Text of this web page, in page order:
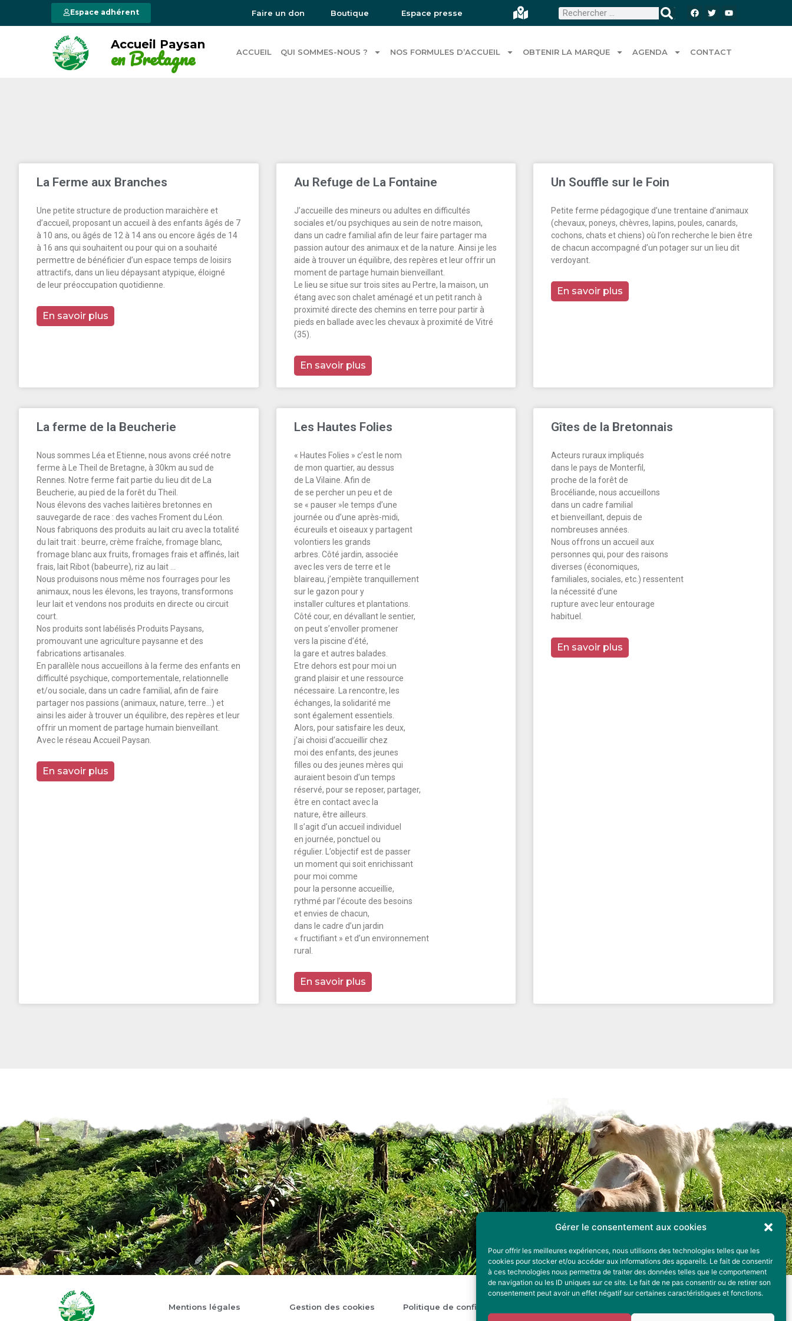
Gérer le consentement aux cookies
Pour offrir les meilleures expériences, nous utilisons des technologies telles que les
cookies pour stocker et/ou accéder aux informations des appareils. Le fait de consentir
à ces technologies nous permettra de traiter des données telles que le comportement
de navigation ou les ID uniques sur ce site. Le fait de ne pas consentir ou de retirer son
consentement peut avoir un effet négatif sur certaines caractéristiques et fonctions.
Espace adhérent Faire un don Boutique Espace presse
Accueil Paysan
en Bretagne ACCUEIL QUI SOMMES-NOUS ? NOS FORMULES D’ACCUEIL OBTENIR LA MARQUE AGENDA CONTACT
La Ferme aux Branches
Une petite structure de production maraichère et
d’accueil, proposant un accueil à des enfants âgés de 7
à 10 ans, ou âgés de 12 à 14 ans ou encore âgés de 14
à 16 ans qui souhaitent ou pour qui on a souhaité
permettre de bénéficier d’un espace temps de loisirs
attractifs, dans un lieu dépaysant atypique, éloigné
de leur préoccupation quotidienne.
En savoir plus
Au Refuge de La Fontaine
J’accueille des mineurs ou adultes en difficultés
sociales et/ou psychiques au sein de notre maison,
dans un cadre familial afin de leur faire partager ma
passion autour des animaux et de la nature. Ainsi je les
aide à trouver un équilibre, des repères et leur offrir un
moment de partage humain bienveillant.
Le lieu se situe sur trois sites au Pertre, la maison, un
étang avec son chalet aménagé et un petit ranch à
proximité directe des chemins en terre pour partir à
pieds en ballade avec les chevaux à proximité de Vitré
(35).
En savoir plus
Un Souffle sur le Foin
Petite ferme pédagogique d’une trentaine d’animaux
(chevaux, poneys, chèvres, lapins, poules, canards,
cochons, chats et chiens) où l’on recherche le bien être
de chacun accompagné d’un potager sur un lieu dit
verdoyant.
En savoir plus
La ferme de la Beucherie
Nous sommes Léa et Etienne, nous avons créé notre
ferme à Le Theil de Bretagne, à 30km au sud de
Rennes. Notre ferme fait partie du lieu dit de La
Beucherie, au pied de la forêt du Theil.
Nous élevons des vaches laitières bretonnes en
sauvegarde de race : des vaches Froment du Léon.
Nous fabriquons des produits au lait cru avec la totalité
du lait trait : beurre, crème fraîche, fromage blanc,
fromage blanc aux fruits, fromages frais et affinés, lait
frais, lait Ribot (babeurre), riz au lait …
Nous produisons nous même nos fourrages pour les
animaux, nous les élevons, les trayons, transformons
leur lait et vendons nos produits en directe ou circuit
court.
Nos produits sont labélisés Produits Paysans,
promouvant une agriculture paysanne et des
fabrications artisanales.
En parallèle nous accueillons à la ferme des enfants en
difficulté psychique, comportementale, relationnelle
et/ou sociale, dans un cadre familial, afin de faire
partager nos passions (animaux, nature, terre…) et
ainsi les aider à trouver un équilibre, des repères et leur
offrir un moment de partage humain bienveillant.
Avec le réseau Accueil Paysan.
En savoir plus
Les Hautes Folies
« Hautes Folies » c’est le nom
de mon quartier, au dessus
de La Vilaine. Afin de
de se percher un peu et de
se « pauser »le temps d’une
journée ou d’une après-midi,
écureuils et oiseaux y partagent
volontiers les grands
arbres. Côté jardin, associée
avec les vers de terre et le
blaireau, j’empiète tranquillement
sur le gazon pour y
installer cultures et plantations.
Côté cour, en dévallant le sentier,
on peut s’envoller promener
vers la piscine d’été,
la gare et autres balades.
Etre dehors est pour moi un
grand plaisir et une ressource
nécessaire. La rencontre, les
échanges, la solidarité me
sont également essentiels.
Alors, pour satisfaire les deux,
j’ai choisi d’accueillir chez
moi des enfants, des jeunes
filles ou des jeunes mères qui
auraient besoin d’un temps
réservé, pour se reposer, partager,
être en contact avec la
nature, être ailleurs.
Il s’agit d’un accueil individuel
en journée, ponctuel ou
régulier. L’objectif est de passer
un moment qui soit enrichissant
pour moi comme
pour la personne accueillie,
rythmé par l’écoute des besoins
et envies de chacun,
dans le cadre d’un jardin
« fructifiant » et d’un environnement
rural.
En savoir plus
Gîtes de la Bretonnais
Acteurs ruraux impliqués
dans le pays de Monterfil,
proche de la forêt de
Brocéliande, nous accueillons
dans un cadre familial
et bienveillant, depuis de
nombreuses années.
Nous offrons un accueil aux
personnes qui, pour des raisons
diverses (économiques,
familiales, sociales, etc.) ressentent
la nécessité d’une
rupture avec leur entourage
habituel.
En savoir plus
Mentions légales Gestion des cookies Politique de confidentialité